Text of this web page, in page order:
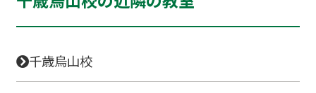
千歳烏山校